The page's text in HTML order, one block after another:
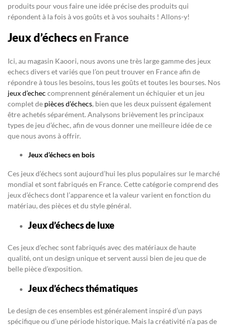
produits pour vous faire une idée précise des produits qui
répondent à la fois à vos goûts et à vos souhaits ! Allons-y!
Jeux d’échecsen France
Ici, au magasin Kaoori, nous avons une très large gamme des jeux
echecs divers et variés que l’on peut trouver en France afin de
répondre à tous les besoins, tous les goûts et toutes les bourses. Nos
jeux d’echec comprennent généralement un échiquier et un jeu
complet de pièces d’échecs, bien que les deux puissent également
être achetés séparément. Analysons brièvement les principaux
types de jeu d’échec, afin de vous donner une meilleure idée de ce
que nous avons à offrir.
Jeux d’échecs en bois
Ces jeux d’échecs sont aujourd’hui les plus populaires sur le marché
mondial et sont fabriqués en France. Cette catégorie comprend des
jeux d’échecs dont l’apparence et la valeur varient en fonction du
matériau, des pièces et du style général.
Jeux d’échecs de luxe
Ces jeux d’echec sont fabriqués avec des matériaux de haute
qualité, ont un design unique et servent aussi bien de jeu que de
belle pièce d’exposition.
Jeux d’échecs thématiques
Le design de ces ensembles est généralement inspiré d’un pays
spécifique ou d’une période historique. Mais la créativité n’a pas de